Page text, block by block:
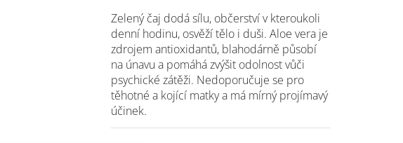
Zelený čaj dodá sílu, občerství v kteroukoli
denní hodinu, osvěží tělo i duši. Aloe vera je
zdrojem antioxidantů, blahodárně působí
na únavu a pomáhá zvýšit odolnost vůči
psychické zátěži. Nedoporučuje se pro
těhotné a kojící matky a má mírný projímavý
účinek.